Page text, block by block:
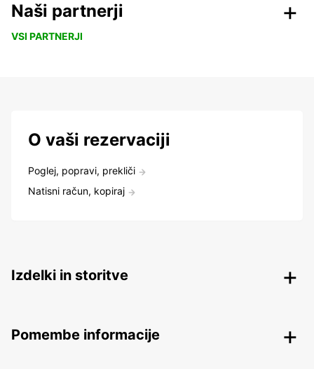
Naši partnerji
VSI PARTNERJI
O vaši rezervaciji
Poglej, popravi, prekliči
Natisni račun, kopiraj
Izdelki in storitve
Pomembe informacije